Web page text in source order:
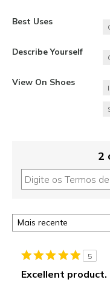
Best Uses
Describe Yourself
View On Shoes
2
5
Excellent product.